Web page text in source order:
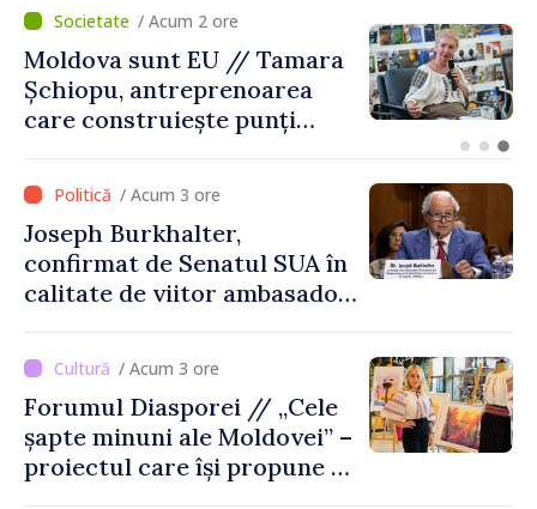
/ Acum 1 oră
O dronă a intrat în Bulgaria
dinspre România și a
explodat la 100 de metri de
/ Acum 3 ore
Joseph Burkhalter,
confirmat de Senatul SUA în
calitate de viitor ambasador
/ Acum 3 ore
Forumul Diasporei // „Cele
șapte minuni ale Moldovei” –
proiectul care își propune să